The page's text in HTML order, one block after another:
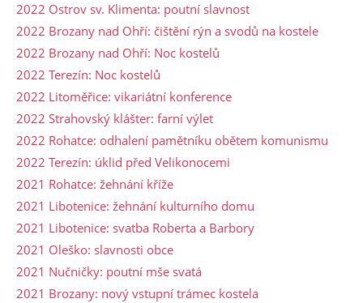
2022 Ostrov sv. Klimenta: poutní slavnost
2022 Brozany nad Ohří: čištění rýn a svodů na kostele
2022 Brozany nad Ohří: Noc kostelů
2022 Terezín: Noc kostelů
2022 Litoměřice: vikariátní konference
2022 Strahovský klášter: farní výlet
2022 Rohatce: odhalení pamětníku obětem komunismu
2022 Terezín: úklid před Velikonocemi
2021 Rohatce: žehnání kříže
2021 Libotenice: žehnání kulturního domu
2021 Libotenice: svatba Roberta a Barbory
2021 Oleško: slavnosti obce
2021 Nučničky: poutní mše svatá
2021 Brozany: nový vstupní trámec kostela